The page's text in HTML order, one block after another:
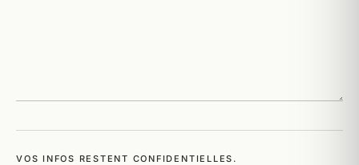
VOS INFOS RESTENT CONFIDENTIELLES.